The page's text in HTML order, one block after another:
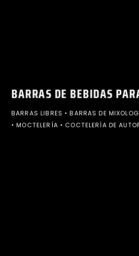
BARRAS DE BEBIDAS
BARRAS LIBRES • BARRAS DE
• MOCTELERÍA • COCTELERÍA DE